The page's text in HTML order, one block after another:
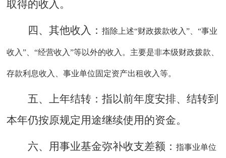
取得的收入。
四、其他收入：指除上述“财政拨款收入”、“事业
收入”、“经营收入”等以外的收入。主要是非本级财政拨款、
存款利息收入、事业单位固定资产出租收入等。
五、上年结转：指以前年度安排、结转到
本年仍按原规定用途继续使用的资金。
六、用事业基金弥补收支差额：指事业单位